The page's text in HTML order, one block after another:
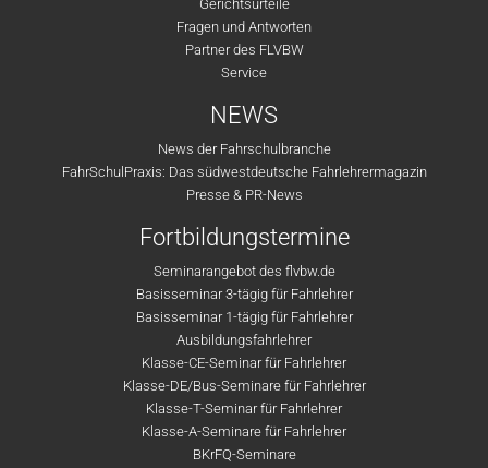
Gerichtsurteile
Fragen und Antworten
Partner des FLVBW
Service
NEWS
News der Fahrschulbranche
FahrSchulPraxis: Das südwestdeutsche Fahrlehrermagazin
Presse & PR-News
Fortbildungstermine
Seminarangebot des flvbw.de
Basisseminar 3-tägig für Fahrlehrer
Basisseminar 1-tägig für Fahrlehrer
Ausbildungsfahrlehrer
Klasse-CE-Seminar für Fahrlehrer
Klasse-DE/Bus-Seminare für Fahrlehrer
Klasse-T-Seminar für Fahrlehrer
Klasse-A-Seminare für Fahrlehrer
BKrFQ-Seminare